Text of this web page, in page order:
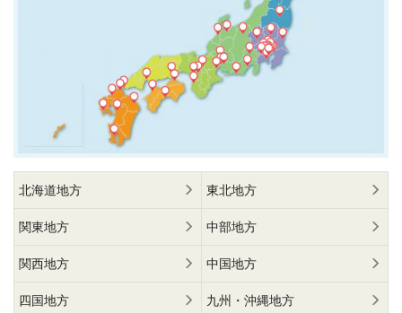
北海道地方 東北地方
関東地方 中部地方
関西地方 中国地方
四国地方 九州・沖縄地方